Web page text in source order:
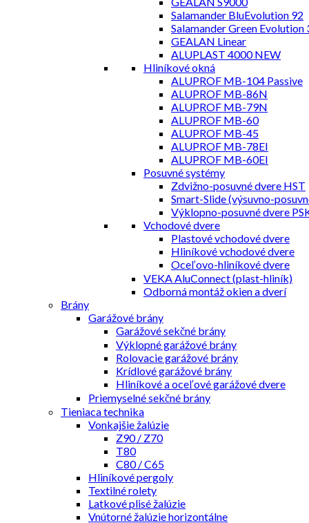
Salamander BluEvolution 92
Salamander Green Evolution
GEALAN Linear
ALUPLAST 4000 NEW
Hliníkové okná
ALUPROF MB-104 Passive
ALUPROF MB-86N
ALUPROF MB-79N
ALUPROF MB-60
ALUPROF MB-45
ALUPROF MB-78EI
ALUPROF MB-60EI
Posuvné systémy
Zdvižno-posuvné dvere HST
Smart-Slide (výsuvno-
Výklopno-posuvné dvere
Vchodové dvere
Plastové vchodové dvere
Hliníkové vchodové dvere
Oceľovo-hliníkové dvere
VEKA AluConnect (plast-hliník)
Odborná montáž okien a dverí
Brány
Garážové brány
Garážové sekčné brány
Výklopné garážové brány
Rolovacie garážové brány
Krídlové garážové brány
Hliníkové a oceľové garážové dvere
Priemyselné sekčné brány
Tieniaca technika
Vonkajšie žalúzie
Z90 / Z70
T80
C80 / C65
Hliníkové pergoly
Textilné rolety
Latkové plisé žalúzie
Vnútorné žalúzie horizontálne